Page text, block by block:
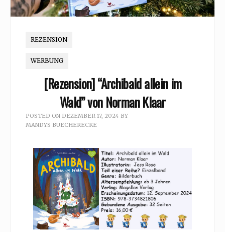
REZENSION
WERBUNG
[Rezension] “Archibald allein im
Wald” von Norman Klaar
POSTED ON DEZEMBER 17, 2024 BY
MANDYS BUECHERECKE